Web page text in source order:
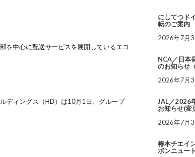
を中心に配送サービスを展開しているエコ
ディングス（HD）は10月1日、グループ
にしてつド
転のご案内
2026年7月
NCA／日本
のお知らせ
2026年7月
JAL／2026
お知らせ(変
2026年7月
椿本チエイ
ボンニュー